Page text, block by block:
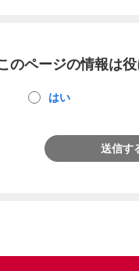
のページの情報は
はい
送信す